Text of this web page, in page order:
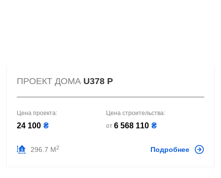
ПРОЕКТ ДОМА U378 P
Цена проекта:
24 100 ₴
Цена строительства:
от 6 568 110 ₴
296.7 М2 Подробнее